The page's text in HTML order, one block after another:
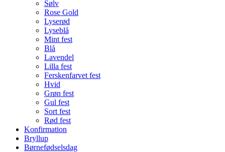
Sølv
Rose Gold
Lyserød
Lyseblå
Mint fest
Blå
Lavendel
Lilla fest
Ferskenfarvet fest
Hvid
Grøn fest
Gul fest
Sort fest
Rød fest
Konfirmation
Bryllup
Børnefødselsdag